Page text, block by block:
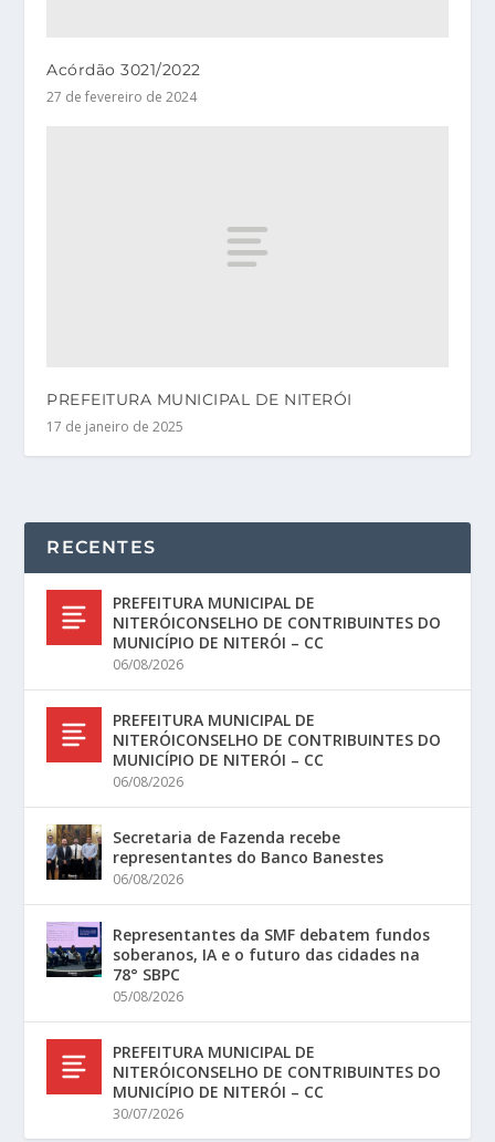
Acórdão 3021/2022
27 de fevereiro de 2024
PREFEITURA MUNICIPAL DE NITERÓI
17 de janeiro de 2025
RECENTES
PREFEITURA MUNICIPAL DE
NITERÓICONSELHO DE CONTRIBUINTES DO
MUNICÍPIO DE NITERÓI – CC
06/08/2026
PREFEITURA MUNICIPAL DE
NITERÓICONSELHO DE CONTRIBUINTES DO
MUNICÍPIO DE NITERÓI – CC
06/08/2026
Secretaria de Fazenda recebe
representantes do Banco Banestes
06/08/2026
Representantes da SMF debatem fundos
soberanos, IA e o futuro das cidades na
78° SBPC
05/08/2026
PREFEITURA MUNICIPAL DE
NITERÓICONSELHO DE CONTRIBUINTES DO
MUNICÍPIO DE NITERÓI – CC
30/07/2026